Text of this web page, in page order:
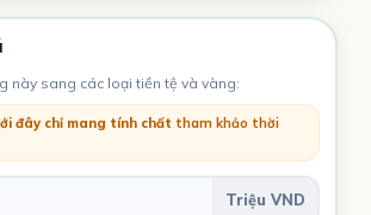
này sang các loại tiền tệ và vàng:
đây chỉ mang tính chất tham khảo thời